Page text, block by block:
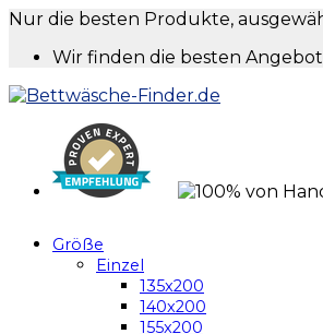
Nur die besten Produkte,
Wir finden die besten
Größe
Einzel
135x200
140x200
155x200